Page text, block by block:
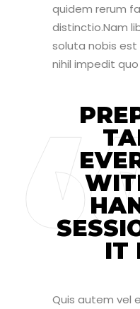
quidem rerum
distinctio.Nam
soluta nobis
nihil impedit quo
IT
Quis autem vel